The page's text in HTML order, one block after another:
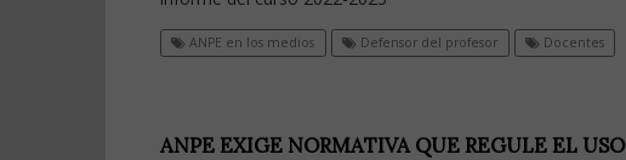
ANPE en los medios Defensor del profesor Docentes
ANPE EXIGE NORMATIVA QUE REGULE EL